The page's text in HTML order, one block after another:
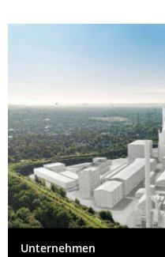
Unternehmen